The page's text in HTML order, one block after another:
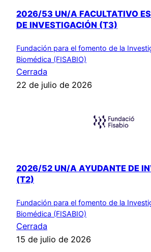
2026/53 UN/A FACULTATIVO
DE INVESTIGACIÓN (T3)
Fundación para el fomento de la
Biomédica (FISABIO)
Cerrada
22 de julio de 2026
2026/52 UN/A AYUDANTE DE
(T2)
Fundación para el fomento de la
Biomédica (FISABIO)
Cerrada
15 de julio de 2026